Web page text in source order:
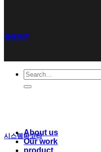
글램핑존
시스템파고라
Search
for:
About us
Our work
product